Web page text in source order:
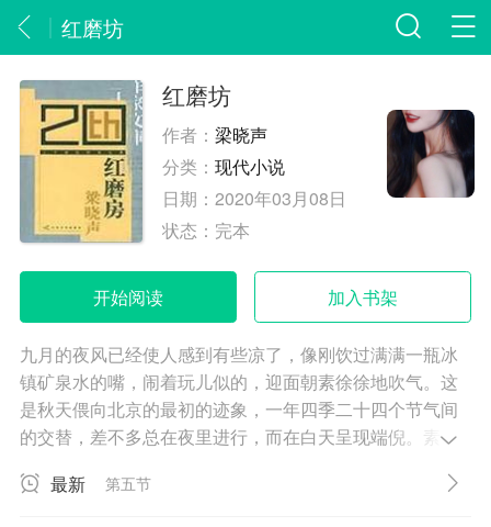
红磨坊
红磨坊
作者：梁晓声
分类：现代小说
日期：2020年03月08日
状态： 完本
开始阅读 加入书架
九月的夜风已经使人感到有些凉了，像刚饮过满满一瓶冰
镇矿泉水的嘴，闹着玩儿似的，迎面朝素徐徐地吹气。这
是秋天偎向北京的最初的迹象，一年四季二十四个节气间
的交替，差不多总在夜里进行，而在白天呈现端倪。素是
两幢六层的学生宿舍楼的窗子几乎全黑了，还亮着的是走
最新 第五节